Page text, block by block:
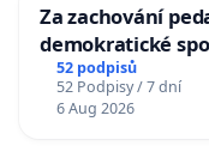
Za zachování
demokratické
52 podpisů
52 Podpisy / 7 dní
6 Aug 2026